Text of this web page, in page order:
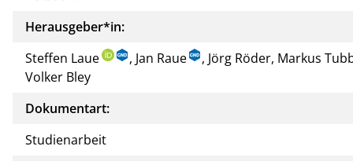
Herausgeber*in:
Steffen Laue
, Jan Raue
, Jörg Röder, Markus
Volker Bley
Dokumentart:
Studienarbeit